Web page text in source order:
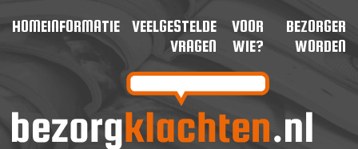
HOMEINFORMATIE
VEELGESTELDE
VRAGEN
VOOR
WIE?
BEZORGER
WORDEN